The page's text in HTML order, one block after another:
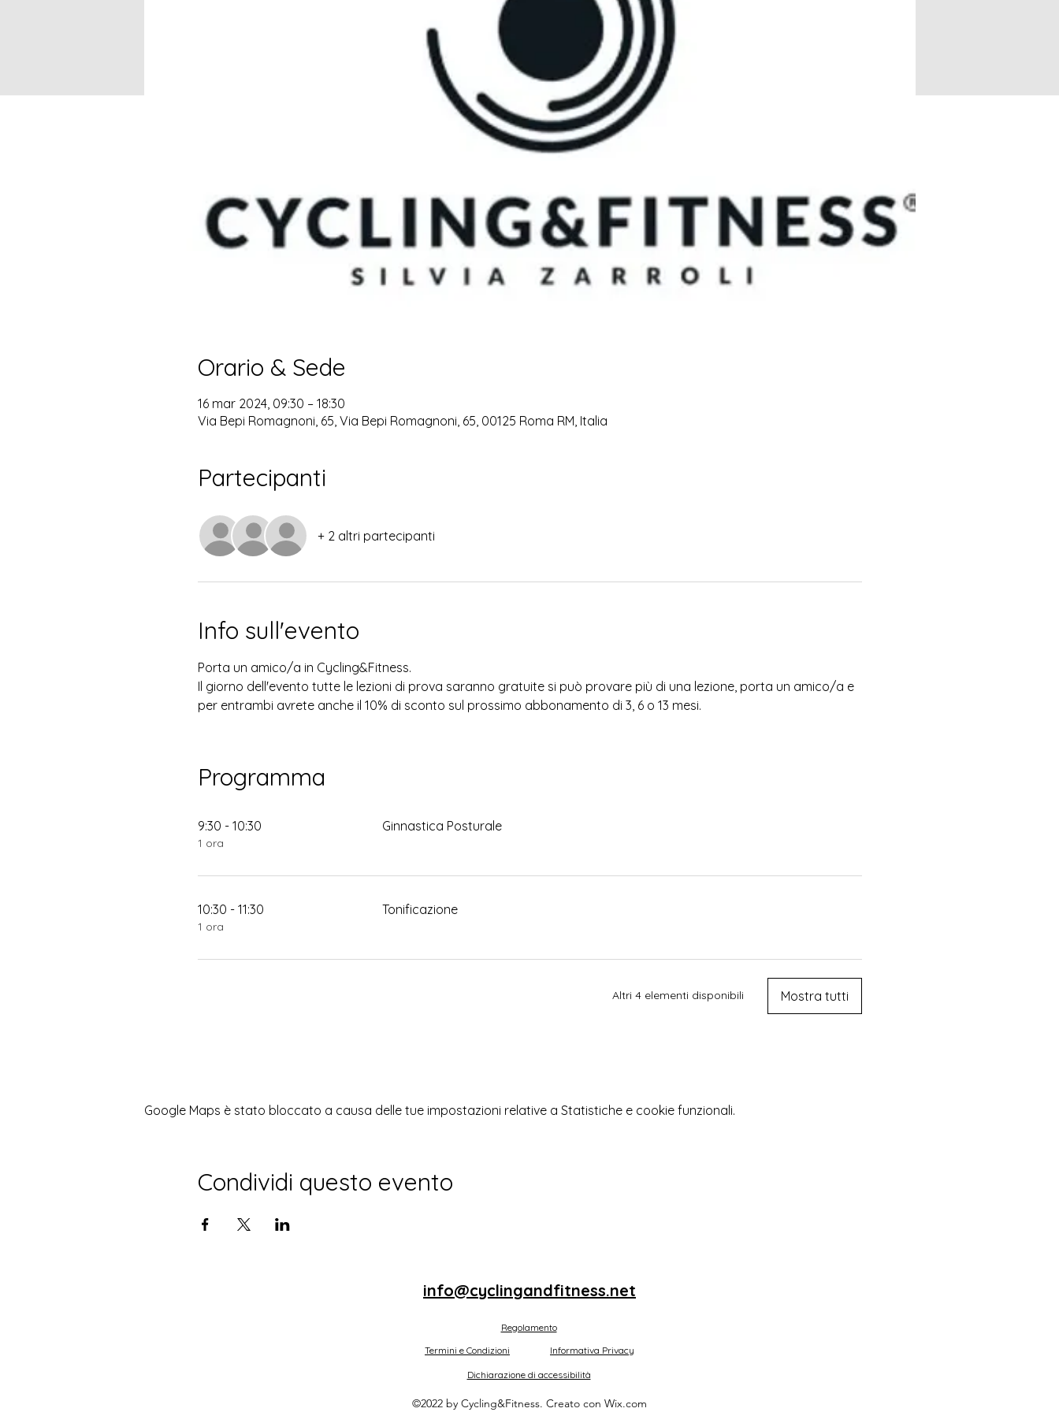
Orario & Sede
16 mar 2024, 09:30 – 18:30
Via Bepi Romagnoni, 65, Via Bepi Romagnoni, 65, 00125 Roma RM, Italia
Partecipanti
+ 2 altri partecipanti
Info sull'evento
Porta un amico/a in Cycling&Fitness.
Il giorno dell'evento tutte le lezioni di prova saranno gratuite si può provare più di una lezione, porta un amico/a e
per entrambi avrete anche il 10% di sconto sul prossimo abbonamento di 3, 6 o 13 mesi.
Programma
9:30 - 10:30
1 ora
Ginnastica Posturale
10:30 - 11:30
1 ora
Tonificazione
Altri 4 elementi disponibili Mostra tutti
Google Maps è stato bloccato a causa delle tue impostazioni relative a Statistiche e cookie funzionali.
Condividi questo evento
info@cyclingandfitness.net
Regolamento
Termini e Condizioni
Informativa Privacy
Dichiarazione di accessibilità
©2022 by Cycling&Fitness. Creato con Wix.com